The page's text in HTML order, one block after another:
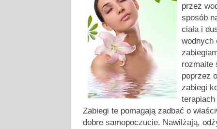
przez
sposób
ciała i
wodnych
rozmaite
poprzez
zabiegi
Zabiegi te pomagają zadbać o
dobre samopoczucie. Nawilżają,